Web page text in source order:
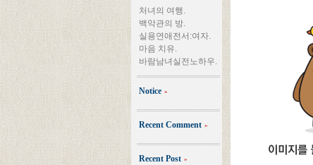
처녀의 여행.
백악관의 방.
실용연애전서:여자.
마음 치유.
바람남녀실전노하우.
Notice »
Recent Comment »
Recent Post »